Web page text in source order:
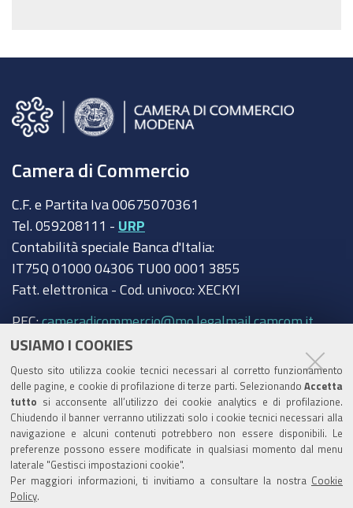
USIAMO I COOKIES
Questo sito utilizza cookie tecnici necessari al corretto funzionamento
delle pagine, e cookie di profilazione di terze parti. Selezionando Accetta
tutto si acconsente all’utilizzo dei cookie analytics e di profilazione.
Chiudendo il banner verranno utilizzati solo i cookie tecnici necessari alla
navigazione e alcuni contenuti potrebbero non essere disponibili. Le
preferenze possono essere modificate in qualsiasi momento dal menu
laterale "Gestisci impostazioni cookie".
Per maggiori informazioni, ti invitiamo a consultare la nostra Cookie
Policy
Camera di Commercio
C.F. e Partita Iva 00675070361
Tel. 059208111 - URP
Contabilità speciale Banca d'Italia:
IT75Q 01000 04306 TU00 0001 3855
Fatt. elettronica - Cod. univoco: XECKYI
PEC:cameradicommercio@mo.legalmail.camcom.it
Trasparenza
Amministrazione trasparente
Albo Camerale
Pubblicità Legale
Area riservata Amministratori